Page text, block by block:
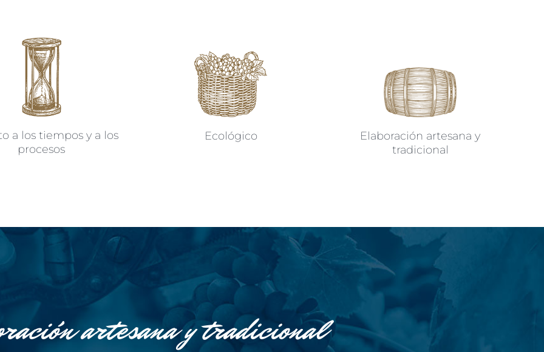
a los tiempos y a los
procesos
Ecológico
Elaboración artesana y
tradicional
artesana y tradicional